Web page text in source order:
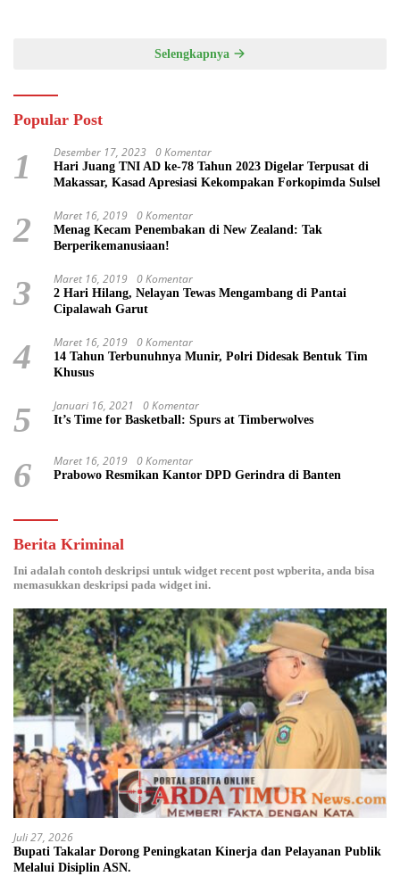
Selengkapnya
Popular Post
1 Desember 17, 2023 0 Komentar
Hari Juang TNI AD ke-78 Tahun 2023 Digelar Terpusat di
Makassar, Kasad Apresiasi Kekompakan Forkopimda Sulsel
2 Maret 16, 2019 0 Komentar
Menag Kecam Penembakan di New Zealand: Tak
Berperikemanusiaan!
3 Maret 16, 2019 0 Komentar
2 Hari Hilang, Nelayan Tewas Mengambang di Pantai
Cipalawah Garut
4 Maret 16, 2019 0 Komentar
14 Tahun Terbunuhnya Munir, Polri Didesak Bentuk Tim
Khusus
5 Januari 16, 2021 0 Komentar
It’s Time for Basketball: Spurs at Timberwolves
6 Maret 16, 2019 0 Komentar
Prabowo Resmikan Kantor DPD Gerindra di Banten
Berita Kriminal
Ini adalah contoh deskripsi untuk widget recent post wpberita, anda bisa
memasukkan deskripsi pada widget ini.
Juli 27, 2026
Bupati Takalar Dorong Peningkatan Kinerja dan Pelayanan Publik
Melalui Disiplin ASN.